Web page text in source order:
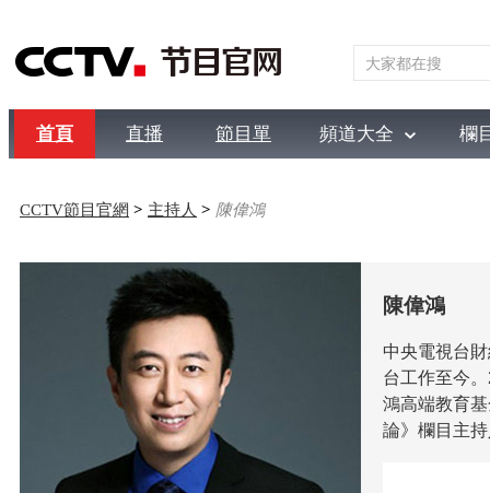
首頁 直播 節目單 頻道大全 欄
綜合 新聞 財經 綜藝 中文國際
CCTV節目官網 > 主持人 > 陳偉鴻
陳偉鴻
中央電視台
台工作至今
鴻高端教育
論》欄目主